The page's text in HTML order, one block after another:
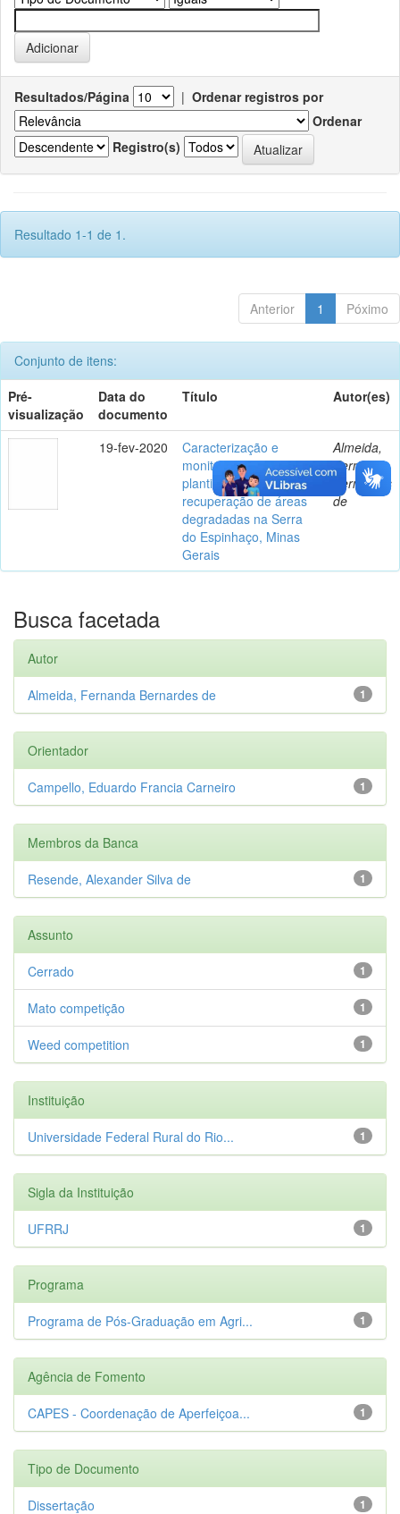
Resultados/Página | Ordenar registros por
Ordenar
Registro(s)
Resultado 1-1 de 1.
Anterior 1 Póximo
Conjunto de itens:
Pré-
visualização
Data do
documento
Título Autor(es)
19-fev-2020
Caracterização e
monitoramento de
plantios florestais para
recuperação de áreas
degradadas na Serra
do Espinhaço, Minas
Gerais
Almeida,
Fernanda
Bernardes
de
Busca facetada
Autor
1
Almeida, Fernanda Bernardes de
Orientador
1
Campello, Eduardo Francia Carneiro
Membros da Banca
1
Resende, Alexander Silva de
Assunto
1
Cerrado
1
Mato competição
1
Weed competition
Instituição
1
Universidade Federal Rural do Rio...
Sigla da Instituição
1
UFRRJ
Programa
1
Programa de Pós-Graduação em Agri...
Agência de Fomento
1
CAPES - Coordenação de Aperfeiçoa...
Tipo de Documento
1
Dissertação